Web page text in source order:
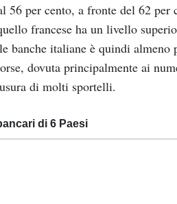
56 per cento, a fronte del 62
francese ha un livello
banche italiane è quindi almeno
dovuta principalmente ai
di molti sportelli.
di 6 Paesi